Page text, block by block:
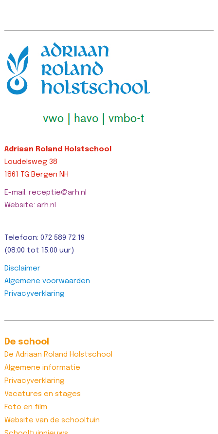
Adriaan Roland Holstschool
Loudelsweg 38
1861 TG Bergen NH
E-mail: receptie@arh.nl
Website: arh.nl
Telefoon: 072 589 72 19
(08:00 tot 15:00 uur)
Disclaimer
Algemene voorwaarden
Privacyverklaring
De school
De Adriaan Roland Holstschool
Algemene informatie
Privacyverklaring
Vacatures en stages
Foto en film
Website van de schooltuin